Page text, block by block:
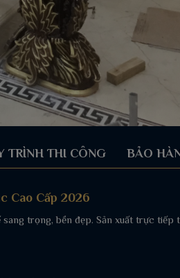
TRÌNH THI CÔNG BẢO
Cao Cấp 2026
trọng, bền đẹp. Sản xuất trực